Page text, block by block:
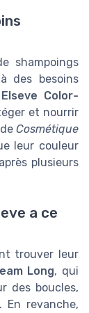
shampoings
des besoins
Color-
et nourrir
Cosmétique
leur couleur
plusieurs
a ce
trouver leur
Long, qui
des boucles,
revanche,